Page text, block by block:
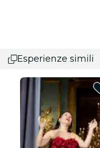
Esperienze simili